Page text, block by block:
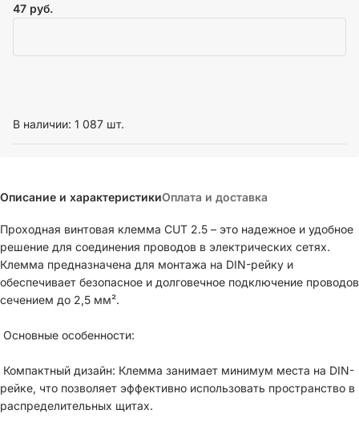
47 руб.
В наличии: 1 087 шт.
Описание и характеристикиОплата и доставка
Проходная винтовая клемма CUT 2.5 – это надежное и удобное
решение для соединения проводов в электрических сетях.
Клемма предназначена для монтажа на DIN-рейку и
обеспечивает безопасное и долговечное подключение проводов
сечением до 2,5 мм².
Основные особенности:
Компактный дизайн: Клемма занимает минимум места на DIN-
рейке, что позволяет эффективно использовать пространство в
распределительных щитах.